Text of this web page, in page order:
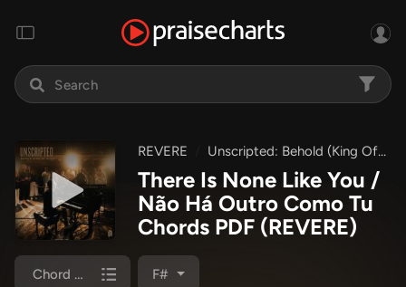
REVERE Unscripted: Behold (King Of Glory)
There Is None Like You /
Não Há Outro Como Tu
Chords PDF (REVERE)
Chord Chart F#